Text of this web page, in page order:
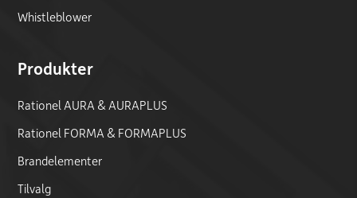
Whistleblower
Produkter
Rationel AURA & AURAPLUS
Rationel FORMA & FORMAPLUS
Brandelementer
Tilvalg